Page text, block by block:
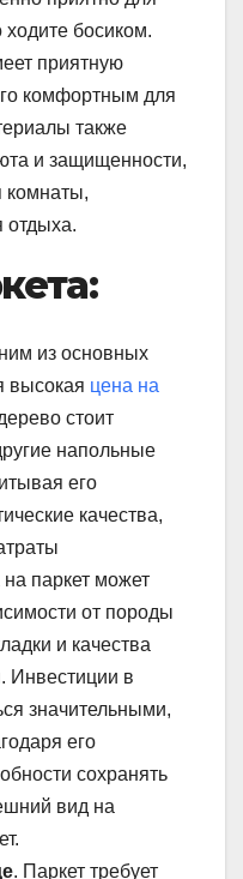
ходите босиком.
приятную
комфортным для
также
и защищенности,
комнаты,
отдыха.
из основных
высокая цена на
стоит
напольные
его
качества,
паркет может
от породы
и качества
Инвестиции в
значительными,
его
сохранять
вид на
. Паркет требует